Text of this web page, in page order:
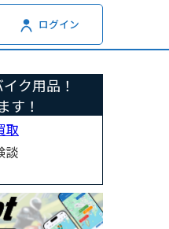
ログイン
ク用品！
す！
取
談